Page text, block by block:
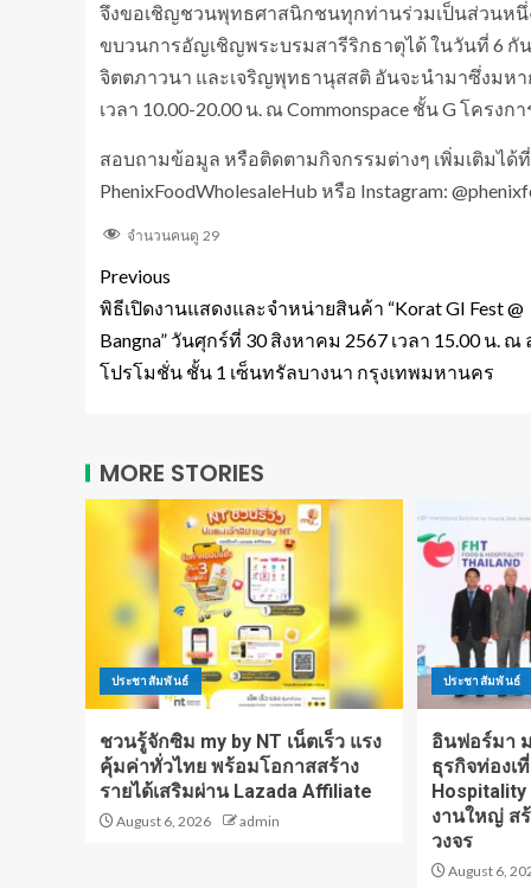
จึงขอเชิญชวนพุทธศาสนิกชนทุกท่านร่วมเป็นส่วนห
ขบวนการอัญเชิญพระบรมสารีริกธาตุได้ ในวันที่ 6 กัน
จิตตภาวนา และเจริญพุทธานุสสติ อันจะนำมาซึ่งมห
เวลา 10.00-20.00 น. ณ Commonspace ชั้น G โครง
สอบถามข้อมูล หรือติดตามกิจกรรมต่างๆ เพิ่มเติมได้ที่
PhenixFoodWholesaleHub หรือ Instagram:
จำนวนคนดู 29
Previous
พิธีเปิดงานแสดงและจำหน่ายสินค้า “Korat GI Fest @
Bangna” วันศุกร์ที่ 30 สิงหาคม 2567 เวลา 15.00 น. ณ
โปรโมชั่น ชั้น 1 เซ็นทรัลบางนา กรุงเทพมหานคร
MORE STORIES
ประชาสัมพันธ์
ชวนรู้จักซิม my by NT เน็ตเร็ว แรง
คุ้มค่าทั่วไทย พร้อมโอกาสสร้าง
รายได้เสริมผ่าน Lazada Affiliate
August 6, 2026 admin
ประชาสัมพันธ์
อินฟอร์มา
ธุรกิจท่องเ
Hospitality
งานใหญ่ ส
วงจร
August 6,